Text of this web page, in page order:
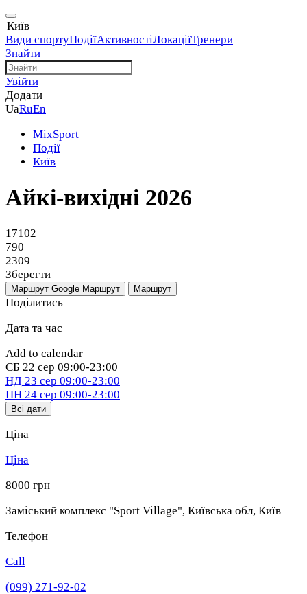
Київ
Види спортуПодіїАктивностіЛокаціїТренери
Знайти
Увійти
Додати
UaRuEn
MixSport
Події
Київ
Айкі-вихідні 2026
17102
790
2309
Зберегти
Маршрут Google Маршрут Маршрут
Поділитись
Дата та час
Add to calendar
СБ 22 сер 09:00-23:00
НД 23 сер 09:00-23:00
ПН 24 сер 09:00-23:00
Всі дати
Ціна
Ціна
8000 грн
Заміський комплекс "Sport Village", Київська обл, Київ
Телефон
Call
(099) 271-92-02